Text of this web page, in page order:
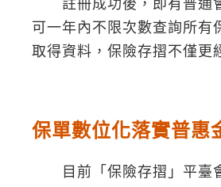
註冊成功後，即有普通會
可一年內不限次數查詢所
取得資料，保險存摺不僅更
保單數位化落實普惠
目前「保險存摺」平臺會